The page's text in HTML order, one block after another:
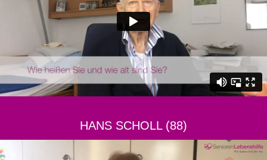
HANS SCHOLL (88)